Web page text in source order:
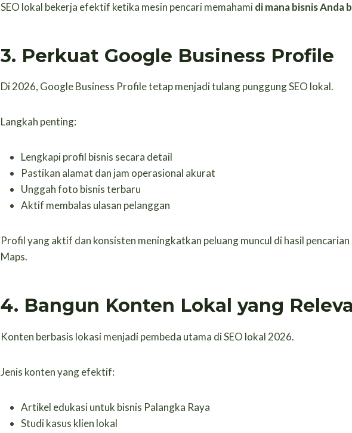
SEO lokal bekerja efektif ketika mesin pencari memahamidi mana bisnis Anda
3. Perkuat Google Business Profile
Di 2026, Google Business Profile tetap menjadi tulang punggung SEO lokal.
Langkah penting:
Lengkapi profil bisnis secara detail
Pastikan alamat dan jam operasional akurat
Unggah foto bisnis terbaru
Aktif membalas ulasan pelanggan
Profil yang aktif dan konsisten meningkatkan peluang muncul di hasil
Maps.
4. Bangun Konten Lokal yang
Konten berbasis lokasi menjadi pembeda utama di SEO lokal 2026.
Jenis konten yang efektif:
Artikel edukasi untuk bisnis Palangka Raya
Studi kasus klien lokal